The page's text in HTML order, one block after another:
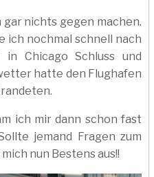
gar nichts gegen machen.
ich nochmal schnell nach
in Chicago Schluss und
hatte den Flughafen
ich mir dann schon fast
jemand Fragen zum
nun Bestens aus!!